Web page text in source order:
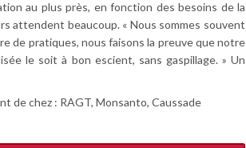
au plus près, en fonction des besoins de la
attendent beaucoup. « Nous sommes souvent
de pratiques, nous faisons la preuve que notre
le soit à bon escient, sans gaspillage. » Un
de chez : RAGT, Monsanto, Caussade